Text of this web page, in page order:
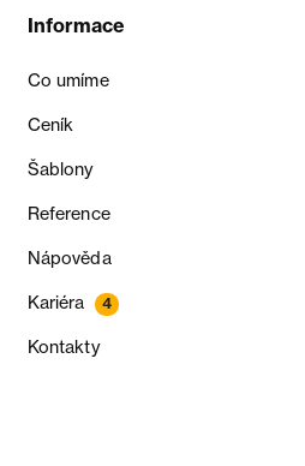
Informace
Co umíme
Ceník
Šablony
Reference
Nápověda
Kariéra 4
Kontakty